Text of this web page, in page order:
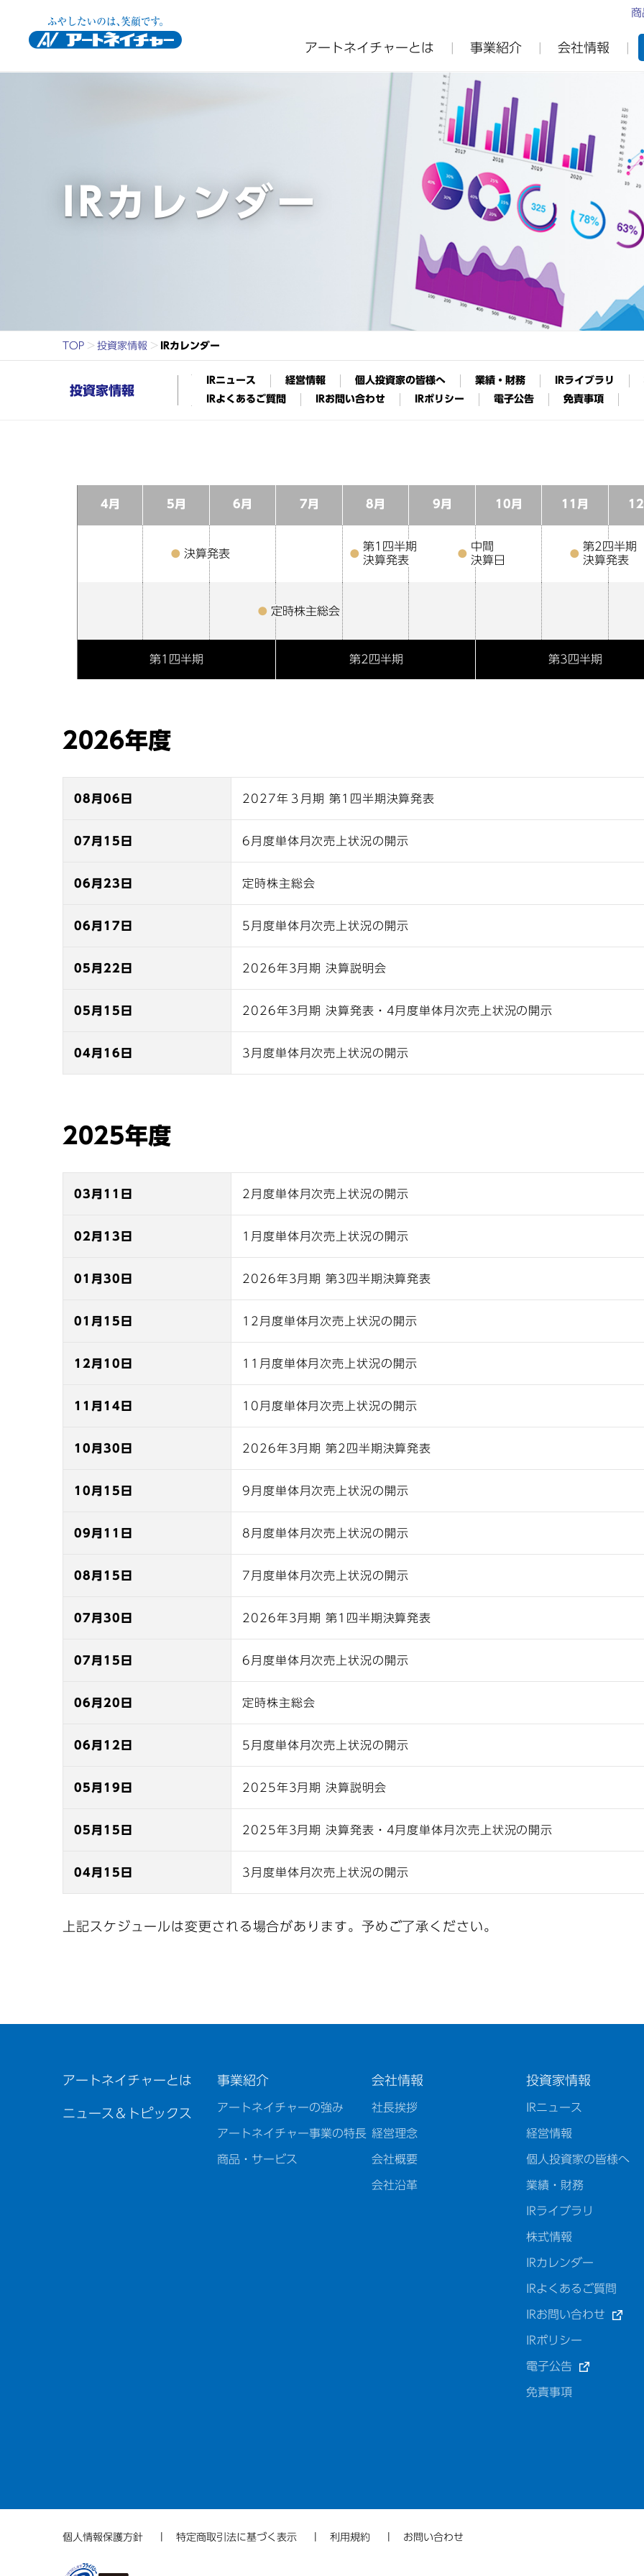
IRカレンダー
IRカレンダー
TOP 投資家情報 IRカレンダー
投資家情報
IRニュース 経営情報 個人投資家の皆様へ 業績・財務 IRライブラリ
IRよくあるご質問
IRお問い合わせ IRポリシー 電子公告 免責事項
4月 5月 6月 7月 8月 9月 10月 11月 12
決算発表
第1四半期
決算発表
中間
決算日
第2四半期
決算発表
定時株主総会
第1四半期 第2四半期 第3四半期
2026年度
08月06日 2027年３月期 第1四半期決算発表
07月15日 6月度単体月次売上状況の開示
06月23日 定時株主総会
06月17日 5月度単体月次売上状況の開示
05月22日 2026年3月期 決算説明会
05月15日 2026年3月期 決算発表・4月度単体月次売上状況の開示
04月16日 3月度単体月次売上状況の開示
2025年度
03月11日 2月度単体月次売上状況の開示
02月13日 1月度単体月次売上状況の開示
01月30日 2026年3月期 第3四半期決算発表
01月15日 12月度単体月次売上状況の開示
12月10日 11月度単体月次売上状況の開示
11月14日 10月度単体月次売上状況の開示
10月30日 2026年3月期 第2四半期決算発表
10月15日 9月度単体月次売上状況の開示
09月11日 8月度単体月次売上状況の開示
08月15日 7月度単体月次売上状況の開示
07月30日 2026年3月期 第1四半期決算発表
07月15日 6月度単体月次売上状況の開示
06月20日 定時株主総会
06月12日 5月度単体月次売上状況の開示
05月19日 2025年3月期 決算説明会
05月15日 2025年3月期 決算発表・4月度単体月次売上状況の開示
04月15日 3月度単体月次売上状況の開示
上記スケジュールは変更される場合があります。予めご了承ください。
アートネイチャーとは
ニュース＆トピックス
事業紹介
アートネイチャーの強み
アートネイチャー事業の特長
商品・サービス
会社情報
社長挨拶
経営理念
会社概要
会社沿革
投資家情報
IRニュース
経営情報
個人投資家の皆様へ
業績・財務
IRライブラリ
株式情報
IRカレンダー
IRよくあるご質問
IRお問い合わせ
IRポリシー
電子公告
免責事項
個人情報保護方針 特定商取引法に基づく表示 利用規約 お問い合わせ
商
アートネイチャーとは
商品・サービス
事業紹介 会社情報
業績・財務 IRライブラリ
免責事項
アートネイチャーの価値創造ストーリー
E:環境 G:ガバナンス